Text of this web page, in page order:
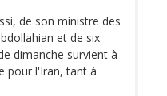
de son ministre des
et de six
dimanche survient à
pour l'Iran, tant à